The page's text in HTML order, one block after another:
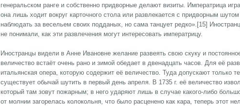
генеральском ранге и собственно придворные делают визиты. Императрица
она лишь ходит вокруг карточного стола или развлекается с придворным
наблюдать за весельем своих подданых, но сама танцует редко».[15]
не понимали, как эти развлечения могут интересовать императрицу.
Иностранцы видели в Анне Ивановне желание развеять свою скуку и
величество встаёт очень рано и зимой обедает в двенадцать часов. Для её
итальянская опера, которую содержит её величество. Туда допускают только
существует обычай шутить в первый день апреля. В 1735 г. её величество
который там зовут пожарным; в него ударяют лишь в случае какого-либо
от молнии загорелась колокольня, что было расценено как кара, теперь этот